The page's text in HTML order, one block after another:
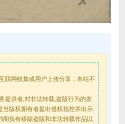
联网收集或用户上传分享，本站不
提供者,对非法转载,盗版行为的发
当版权拥有者提出侵权指控并出示
阁负有移除盗版和非法转载作品以